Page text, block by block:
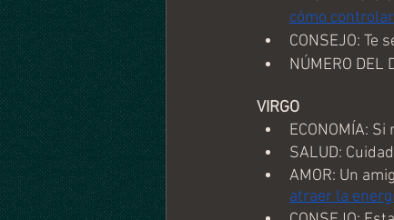
cómo
CONSEJO:
NÚMERO DEL
VIRGO
ECONOMÍA:
SALUD:
AMOR: Un
atraer la